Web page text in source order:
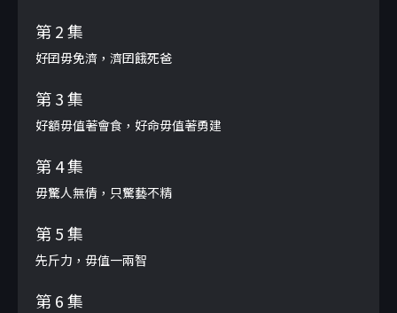
第 2 集
好囝毋免濟，濟囝餓死爸
第 3 集
好額毋值著會食，好命毋值著勇建
第 4 集
毋驚人無倩，只驚藝不精
第 5 集
先斤力，毋值一兩智
第 6 集